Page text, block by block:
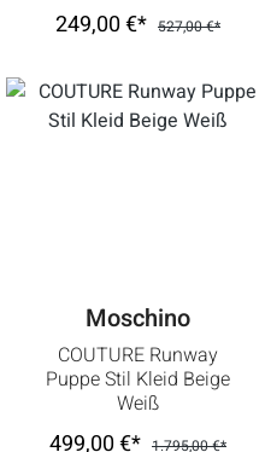
249,00 €* 527,00 €*
Moschino
COUTURE Runway
Puppe Stil Kleid Beige
Weiß
499,00 €* 1.795,00 €*